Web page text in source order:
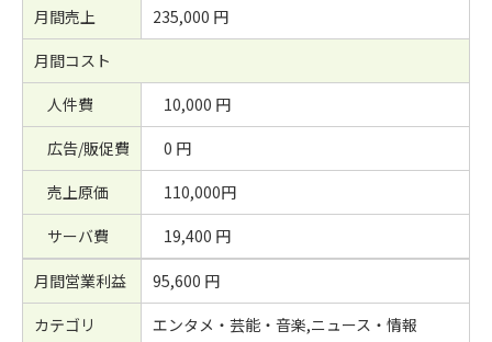
月間売上
235,000 円
月間コスト
人件費
10,000 円
広告/販促費
0 円
売上原価
110,000円
サーバ費
19,400 円
月間営業利益
95,600 円
カテゴリ
エンタメ・芸能・音楽,ニュース・情報